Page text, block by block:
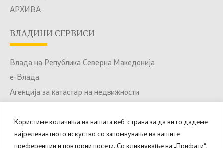
Користиме колачиња на нашата веб-страна за да ви го дадеме
најрелевантното искуство со запомнување на вашите
преференции и повторни посети. Со кликнување на „Прифати“,
АРХИВА
ВЛАДИНИ СЕРВИСИ
Влада на Република Северна Македонија
е-Влада
Агенција за катастар на недвижности
Портал за отворени податоци
Национален Портал за е-Услуги